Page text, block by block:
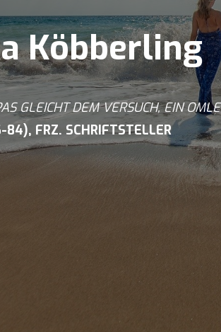
Köbberling
GLEICHT DEM VERSUCH, EIN
84), FRZ. SCHRIFTSTELLER